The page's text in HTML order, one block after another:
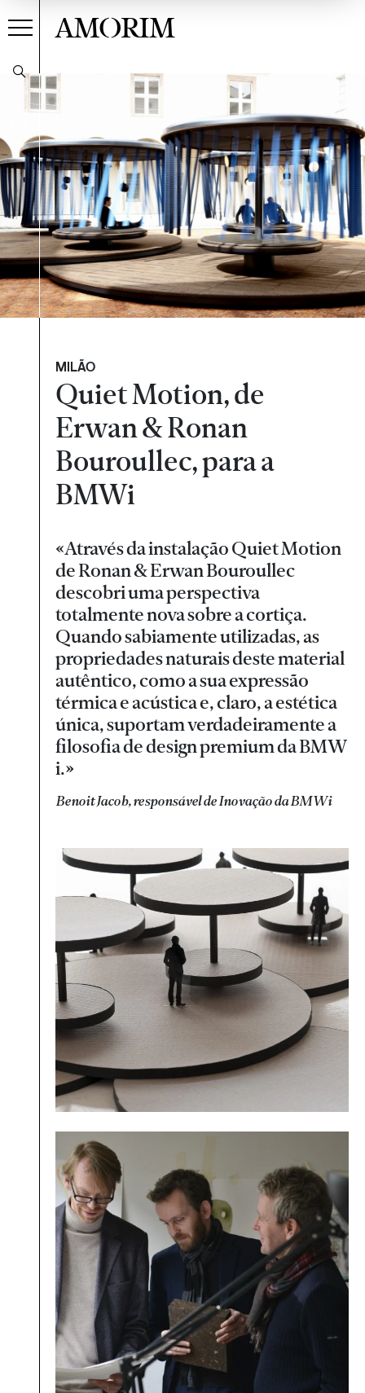
AMORIM
MILÃO
Quiet Motion, de
Erwan & Ronan
Bouroullec, para a
BMWi
«Através da instalação Quiet Motion
de Ronan & Erwan Bouroullec
descobri uma perspectiva
totalmente nova sobre a cortiça.
Quando sabiamente utilizadas, as
propriedades naturais deste material
autêntico, como a sua expressão
térmica e acústica e, claro, a estética
única, suportam verdadeiramente a
filosofia de design premium da BMW
i.»
Benoit Jacob, responsável de Inovação da BMWi